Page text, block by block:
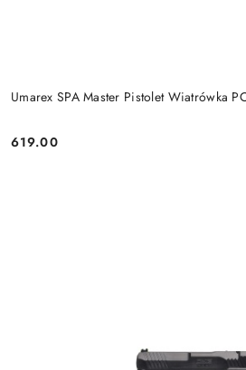
Umarex SPA Master Pistolet Wiatrówka
Cena:
619.00